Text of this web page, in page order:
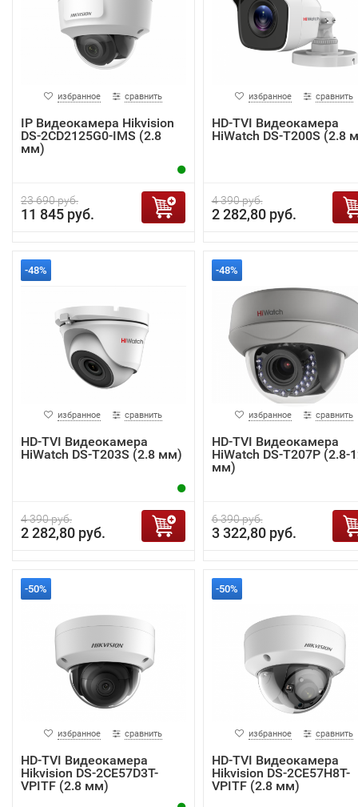
избранное сравнить
IP Видеокамера Hikvision
DS-2CD2125G0-IMS (2.8
мм)
23 690 руб.
11 845 руб.
избранное сравнить
HD-TVI Видеокамера
HiWatch DS-T200S (2.8
4 390 руб.
2 282,80 руб.
-48%
избранное сравнить
HD-TVI Видеокамера
HiWatch DS-T203S (2.8 мм)
4 390 руб.
2 282,80 руб.
-48%
избранное сравнить
HD-TVI Видеокамера
HiWatch DS-T207P (2.8-
мм)
6 390 руб.
3 322,80 руб.
-50%
избранное сравнить
HD-TVI Видеокамера
Hikvision DS-2CE57D3T-
VPITF (2.8 мм)
-50%
избранное сравнить
HD-TVI Видеокамера
Hikvision DS-2CE57H8T-
VPITF (2.8 мм)